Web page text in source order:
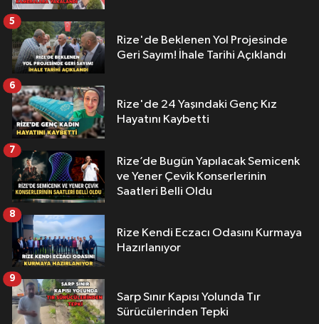
Rize'de Beklenen Yol Projesinde
Geri Sayım! İhale Tarihi Açıklandı
5
Rize'de 24 Yaşındaki Genç Kız
Hayatını Kaybetti
6
Rize’de Bugün Yapılacak Semicenk
ve Yener Çevik Konserlerinin
Saatleri Belli Oldu
7
Rize Kendi Eczacı Odasını Kurmaya
Hazırlanıyor
8
Sarp Sınır Kapısı Yolunda Tır
Sürücülerinden Tepki
9